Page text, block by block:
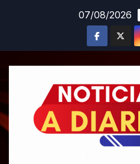
07/08/2026